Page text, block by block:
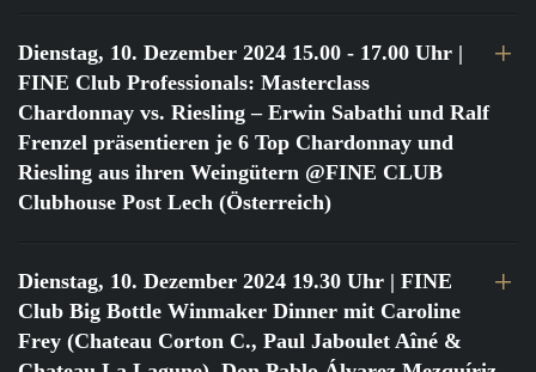
Dienstag, 10. Dezember 2024 15.00 - 17.00 Uhr |
FINE Club Professionals: Masterclass
Chardonnay vs. Riesling – Erwin Sabathi und Ralf
Frenzel präsentieren je 6 Top Chardonnay und
Riesling aus ihren Weingütern @FINE CLUB
Clubhouse Post Lech (Österreich)
Dienstag, 10. Dezember 2024 19.30 Uhr | FINE
Club Big Bottle Winmaker Dinner mit Caroline
Frey (Chateau Corton C., Paul Jaboulet Aîné &